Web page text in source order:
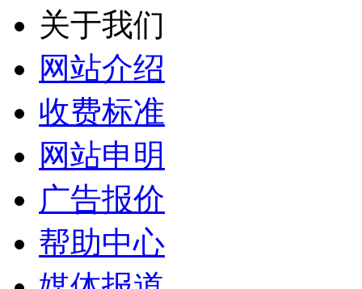
关于我们
网站介绍
收费标准
网站申明
广告报价
帮助中心